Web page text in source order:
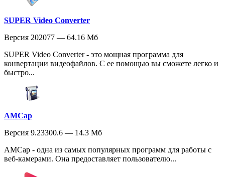
SUPER Video Converter
Версия 202077 — 64.16 Мб
SUPER Video Converter - это мощная программа для
конвертации видеофайлов. С ее помощью вы сможете легко и
быстро...
AMCap
Версия 9.23300.6 — 14.3 Мб
AMCap - одна из самых популярных программ для работы с
веб-камерами. Она предоставляет пользователю...